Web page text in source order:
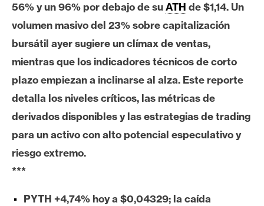
E
t
e
r
e
u
56% y un 96% por debajo de suATH de $1,14. Un
volumen masivo del 23% sobre capitalización
bursátil ayer sugiere un clímax de ventas,
mientras que los indicadores técnicos de corto
plazo empiezan a inclinarse al alza. Este reporte
detalla los niveles críticos, las métricas de
derivados disponibles y las estrategias de trading
para un activo con alto potencial especulativo y
riesgo extremo.
***
PYTH +4,74% hoy a $0,04329; la caída